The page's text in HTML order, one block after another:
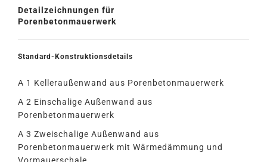
Detailzeichnungen für
Porenbetonmauerwerk
Standard-Konstruktionsdetails
A 1 Kelleraußenwand aus Porenbetonmauerwerk
A 2 Einschalige Außenwand aus
Porenbetonmauerwerk
A 3 Zweischalige Außenwand aus
Porenbetonmauerwerk mit Wärmedämmung und